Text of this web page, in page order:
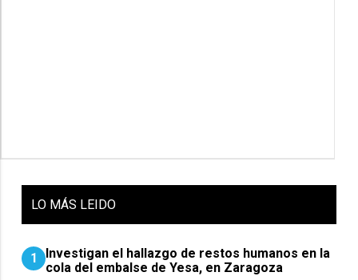
LO MÁS LEIDO
1
Investigan el hallazgo de restos humanos en la
cola del embalse de Yesa, en Zaragoza